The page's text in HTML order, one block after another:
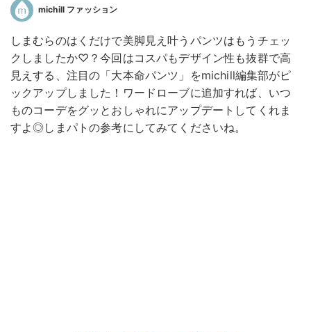
michill ファッション
しまむらのはくだけで美脚見え叶うパンツはもうチェッ
クしましたか♡？今回はコスパもデザイン性も抜群で高
見えする、注目の「大本命パンツ」をmichill編集部がピ
ックアップしました！ワードローブに追加すれば、いつ
ものコーデをグッとおしゃれにアップデートしてくれま
すよ◎しまパトの参考にしてみてくださいね。